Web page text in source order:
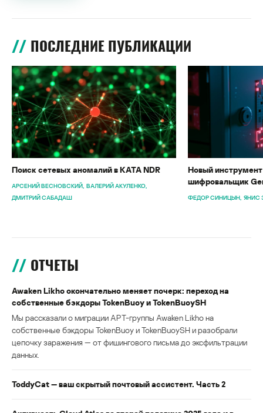
ПОСЛЕДНИЕ ПУБЛИКАЦИИ
Поиск сетевых аномалий в KATA NDR
АРСЕНИЙ ВЕСНОВСКИЙ ВАЛЕРИЙ АКУЛЕНКО
ДМИТРИЙ САБАДАШ
Новый
шифровальщик
ФЕДОР СИНИЦЫН ЯНИС
ОТЧЕТЫ
Awaken Likho окончательно меняет почерк: переход на
собственные бэкдоры TokenBuoy и TokenBuoySH
Мы рассказали о миграции APT-группы Awaken Likho на
собственные бэкдоры TokenBuoy и TokenBuoySH и разобрали
цепочку заражения — от фишингового письма до эксфильтрации
данных.
ToddyCat — ваш скрытый почтовый ассистент. Часть 2